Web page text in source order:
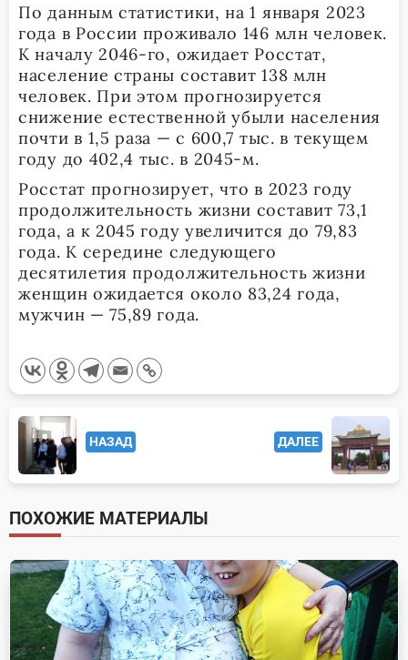
По данным статистики, на 1 января 2023
года в России проживало 146 млн человек.
К началу 2046-го, ожидает Росстат,
население страны составит 138 млн
человек. При этом прогнозируется
снижение естественной убыли населения
почти в 1,5 раза — с 600,7 тыс. в текущем
году до 402,4 тыс. в 2045-м.
Росстат прогнозирует, что в 2023 году
продолжительность жизни составит 73,1
года, а к 2045 году увеличится до 79,83
года. К середине следующего
десятилетия продолжительность жизни
женщин ожидается около 83,24 года,
мужчин — 75,89 года.
<span
class="nav-
subtitle
screen-
reader-
text">Page</span>
НАЗАД ДАЛЕЕ
ПОХОЖИЕ МАТЕРИАЛЫ